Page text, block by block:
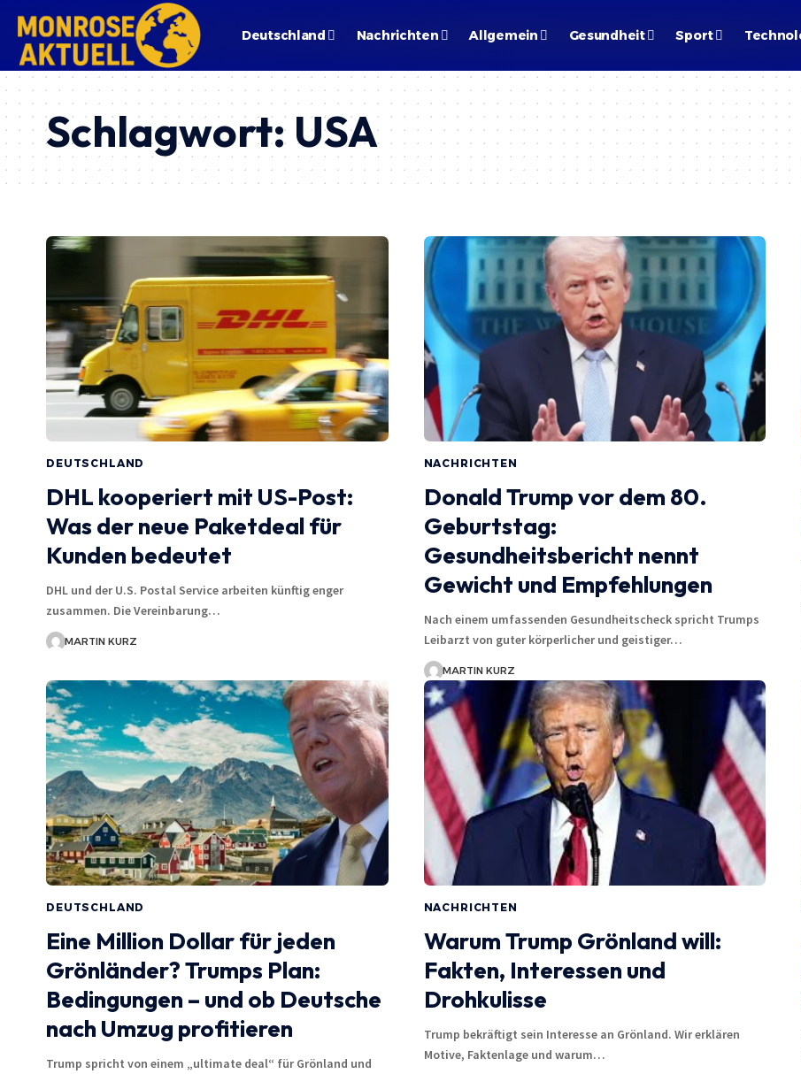
Deutschland Nachrichten Allgemein Gesundheit Sport
Schlagwort: USA
DEUTSCHLAND
DHL kooperiert mit US-Post:
Was der neue Paketdeal für
Kunden bedeutet
DHL und der U.S. Postal Service arbeiten künftig enger
zusammen. Die Vereinbarung…
MARTIN KURZ
NACHRICHTEN
Donald Trump vor dem 80.
Geburtstag:
Gesundheitsbericht nennt
Gewicht und Empfehlungen
Nach einem umfassenden Gesundheitscheck spricht Trumps
Leibarzt von guter körperlicher und geistiger…
MARTIN KURZ
DEUTSCHLAND
Eine Million Dollar für jeden
Grönländer? Trumps Plan:
Bedingungen – und ob Deutsche
nach Umzug profitieren
Trump spricht von einem „ultimate deal“ für Grönland und
NACHRICHTEN
Warum Trump Grönland will:
Fakten, Interessen und
Drohkulisse
Trump bekräftigt sein Interesse an Grönland. Wir erklären
Motive, Faktenlage und warum…